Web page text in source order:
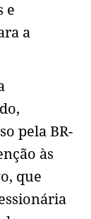
e
a
pela BR-
às
que